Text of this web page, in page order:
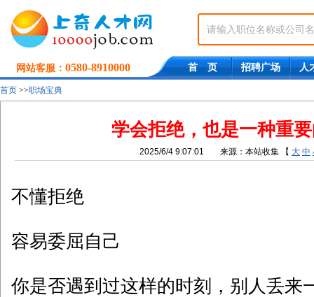
网站客服：0580-8910000 首 页 招聘广场 人
首页 >>职场宝典
学会拒绝，也是一种重
2025/6/4 9:07:01 来源：本站收集 【 大 中
不懂拒绝
容易委屈自己
你是否遇到过这样的时刻，别人丢来